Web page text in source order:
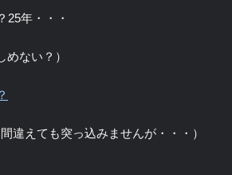
25年・・・
めない？）
違えても突っ込みませんが・・・）